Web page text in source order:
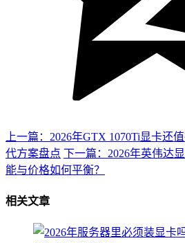
上一篇：2026年GTX 1070Ti显卡还
代方案盘点 下一篇：2026年英伟达
能与价格如何平衡？
相关文章